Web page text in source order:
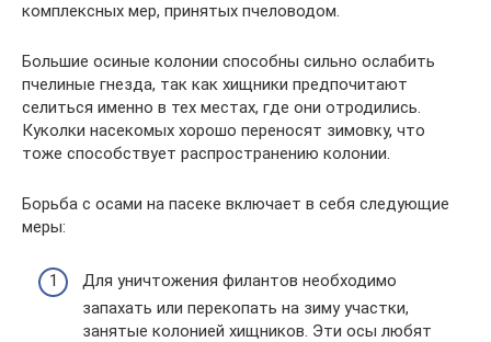
комплексных мер, принятых пчеловодом.
Большие осиные колонии способны сильно ослабить
пчелиные гнезда, так как хищники предпочитают
селиться именно в тех местах, где они отродились.
Куколки насекомых хорошо переносят зимовку, что
тоже способствует распространению колонии.
Борьба с осами на пасеке включает в себя следующие
меры:
Для уничтожения филантов необходимо
запахать или перекопать на зиму участки,
занятые колонией хищников. Эти осы любят